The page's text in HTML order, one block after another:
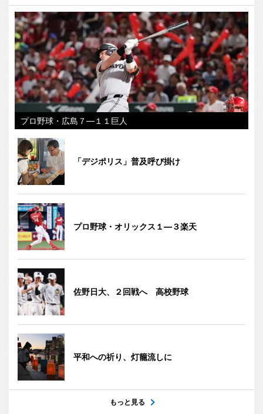
プロ野球・広島７―１１巨人
「デジポリス」普及呼び掛け
プロ野球・オリックス１―３楽天
佐野日大、２回戦へ 高校野球
平和への祈り、灯籠流しに
もっと見る